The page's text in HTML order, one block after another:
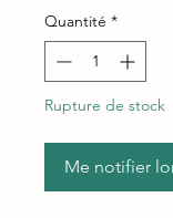
Quantité *
Rupture de stock
Me notifier